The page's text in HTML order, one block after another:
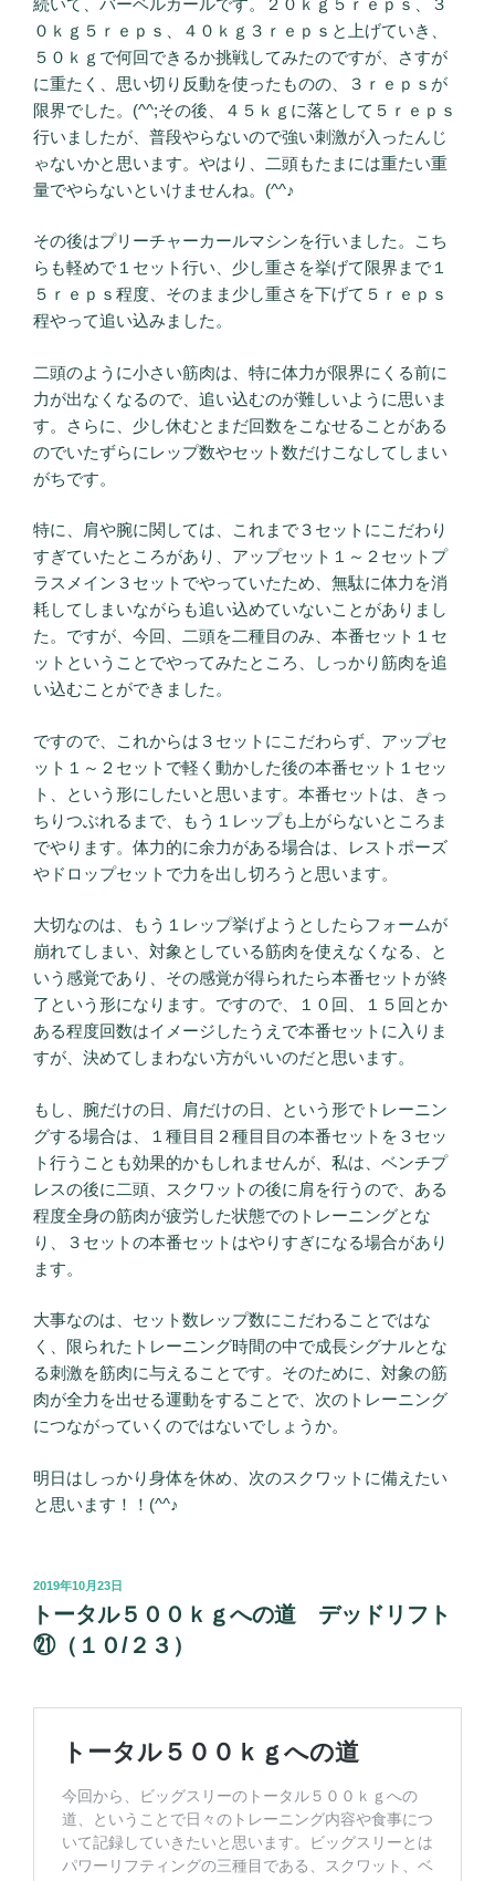
０ｋｇ５ｒｅｐｓ、４０ｋｇ３ｒｅｐｓと上げていき、
５０ｋｇで何回できるか挑戦してみたのですが、さすが
に重たく、思い切り反動を使ったものの、３ｒｅｐｓが
限界でした。(^^;その後、４５ｋｇに落として５ｒｅｐｓ
行いましたが、普段やらないので強い刺激が入ったんじ
ゃないかと思います。やはり、二頭もたまには重たい重
量でやらないといけませんね。(^^♪
その後はプリーチャーカールマシンを行いました。こち
らも軽めで１セット行い、少し重さを挙げて限界まで１
５ｒｅｐｓ程度、そのまま少し重さを下げて５ｒｅｐｓ
程やって追い込みました。
二頭のように小さい筋肉は、特に体力が限界にくる前に
力が出なくなるので、追い込むのが難しいように思いま
す。さらに、少し休むとまだ回数をこなせることがある
のでいたずらにレップ数やセット数だけこなしてしまい
がちです。
特に、肩や腕に関しては、これまで３セットにこだわり
すぎていたところがあり、アップセット１～２セットプ
ラスメイン３セットでやっていたため、無駄に体力を消
耗してしまいながらも追い込めていないことがありまし
た。ですが、今回、二頭を二種目のみ、本番セット１セ
ットということでやってみたところ、しっかり筋肉を追
い込むことができました。
ですので、これからは３セットにこだわらず、アップセ
ット１～２セットで軽く動かした後の本番セット１セッ
ト、という形にしたいと思います。本番セットは、きっ
ちりつぶれるまで、もう１レップも上がらないところま
でやります。体力的に余力がある場合は、レストポーズ
やドロップセットで力を出し切ろうと思います。
大切なのは、もう１レップ挙げようとしたらフォームが
崩れてしまい、対象としている筋肉を使えなくなる、と
いう感覚であり、その感覚が得られたら本番セットが終
了という形になります。ですので、１０回、１５回とか
ある程度回数はイメージしたうえで本番セットに入りま
すが、決めてしまわない方がいいのだと思います。
もし、腕だけの日、肩だけの日、という形でトレーニン
グする場合は、１種目目２種目目の本番セットを３セッ
ト行うことも効果的かもしれませんが、私は、ベンチプ
レスの後に二頭、スクワットの後に肩を行うので、ある
程度全身の筋肉が疲労した状態でのトレーニングとな
り、３セットの本番セットはやりすぎになる場合があり
ます。
大事なのは、セット数レップ数にこだわることではな
く、限られたトレーニング時間の中で成長シグナルとな
る刺激を筋肉に与えることです。そのために、対象の筋
肉が全力を出せる運動をすることで、次のトレーニング
につながっていくのではないでしょうか。
明日はしっかり身体を休め、次のスクワットに備えたい
と思います！！(^^♪
投
稿
日:
2019年10月23日
トータル５００ｋｇへの道 デッドリフト
㉑（１０/２３）